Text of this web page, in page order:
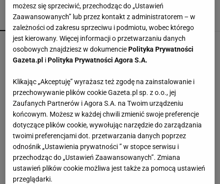
POPULARNE NAJNOWSZE
Przenośne klimatyzatory i wentylatory najlepsze
na upały. Są tanie i ciche, dobre do sypialni
Te dywany są porządne jak za dawnych lato.
Piękne wzory, a ceny? Nawet mniej niż 50 zł
Edukacja domowa nie dla każdego. Jak
rozpoznać, że dziecko potrzebuje innego modelu
nauki?
MATERIAŁ PROMOCYJNY
W Sinsay zostały ostatnie sztuki - te firany za 25
możesz się sprzeciwić, przechodząc do „Ustawień
Zaawansowanych” lub przez kontakt z administratorem – w
zależności od zakresu sprzeciwu i podmiotu, wobec którego
jest kierowany. Więcej informacji o przetwarzaniu danych
osobowych znajdziesz w dokumencie Polityka Prywatności
Gazeta.pl i Polityka Prywatności Agora S.A.
Klikając „Akceptuję” wyrażasz też zgodę na zainstalowanie i
przechowywanie plików cookie Gazeta.pl sp. z o.o., jej
Zaufanych Partnerów i Agora S.A. na Twoim urządzeniu
końcowym. Możesz w każdej chwili zmienić swoje preferencje
dotyczące plików cookie, wywołując narzędzie do zarządzania
twoimi preferencjami dot. przetwarzania danych poprzez
odnośnik „Ustawienia prywatności ” w stopce serwisu i
przechodząc do „Ustawień Zaawansowanych”. Zmiana
ustawień plików cookie możliwa jest także za pomocą ustawień
przeglądarki.